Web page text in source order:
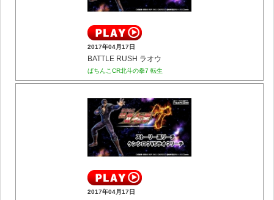
2017年04月17日
BATTLE RUSH ラオウ
ぱちんこCR北斗の拳7 転生
2017年04月17日